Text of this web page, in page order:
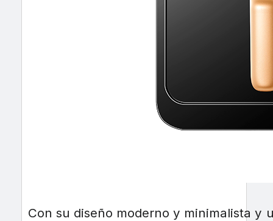
Con su diseño moderno y minimalista y